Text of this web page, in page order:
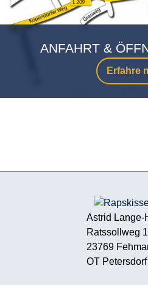
Erfahre
ANFAHRT &
Astrid Lange-
Ratssollweg
23769
OT Petersdorf